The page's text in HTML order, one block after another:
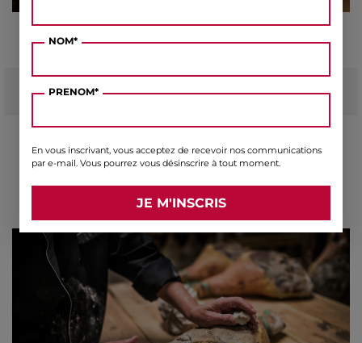
4. LE POMMADAGE
Au cours du séchage, la viande non recouverte
par la couenne va être pommadée au saindoux
et à la farine de châtaignes AOP d’Ardèche, pour
sublimer les arômes et obtenir une texture
NOM*
PRENOM*
En vous inscrivant, vous acceptez de recevoir nos communications
par e-mail. Vous pourrez vous désinscrire à tout moment.